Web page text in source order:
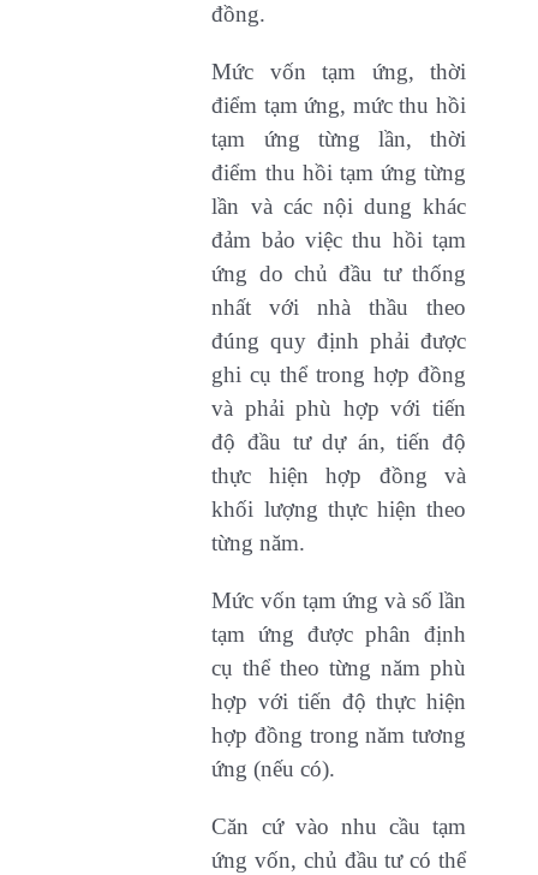
đồng.
Mức vốn tạm ứng, thời
điểm tạm ứng, mức thu hồi
tạm ứng từng lần, thời
điểm thu hồi tạm ứng từng
lần và các nội dung khác
đảm bảo việc thu hồi tạm
ứng do chủ đầu tư thống
nhất với nhà thầu theo
đúng quy định phải được
ghi cụ thể trong hợp đồng
và phải phù hợp với tiến
độ đầu tư dự án, tiến độ
thực hiện hợp đồng và
khối lượng thực hiện theo
từng năm.
Mức vốn tạm ứng và số lần
tạm ứng được phân định
cụ thể theo từng năm phù
hợp với tiến độ thực hiện
hợp đồng trong năm tương
ứng (nếu có).
Căn cứ vào nhu cầu tạm
ứng vốn, chủ đầu tư có thể